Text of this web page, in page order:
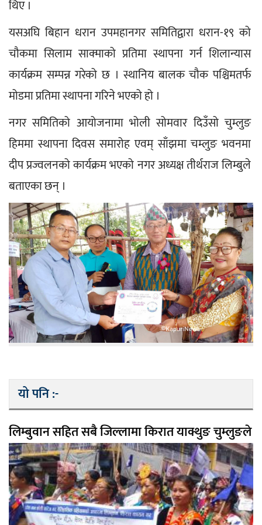
थिए ।
यसअघि बिहान धरान उपमहानगर समितिद्वारा धरान-१९ को
चौकमा सिलाम साक्माको प्रतिमा स्थापना गर्न शिलान्यास
कार्यक्रम सम्पन्न गरेको छ । स्थानिय बालक चौक पश्चिमतर्फ
मोडमा प्रतिमा स्थापना गरिने भएको हो ।
नगर समितिको आयोजनामा भोली सोमवार दिउँसो चुम्लुङ
हिममा स्थापना दिवस समारोह एवम् साँझमा चम्लुङ भवनमा
दीप प्रज्वलनको कार्यक्रम भएको नगर अध्यक्ष तीर्थराज लिम्बुले
बताएका छन् ।
यो पनि :-
लिम्बुवान सहित सबै जिल्लामा किरात याक्थुङ चुम्लुङले